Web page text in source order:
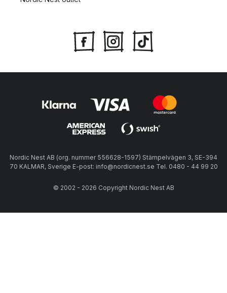
Nordic Nest AB (org. nummer 556628-1597) Stämpelvägen 3, SE-394
70 KALMAR, Sverige E-post: info@nordicnest.se Tel. 0480 - 44 99 20
© 2002 - 2026 Copyright Nordic Nest AB